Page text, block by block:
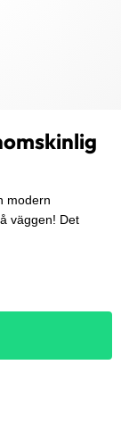
modern
väggen! Det